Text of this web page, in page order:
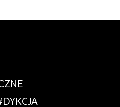
DYKCJA